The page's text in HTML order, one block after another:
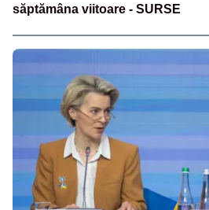
săptămâna viitoare - SURSE